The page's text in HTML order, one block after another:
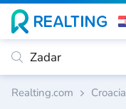
Realting.com Croacia